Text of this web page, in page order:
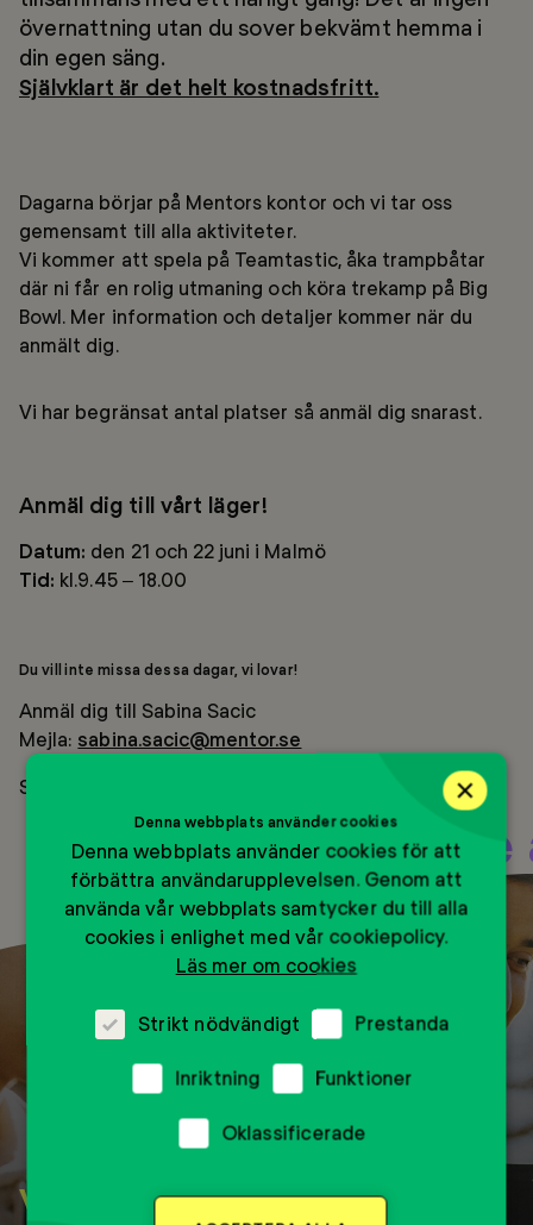
övernattning utan du sover bekvämt hemma i
din egen säng.
Självklart är det helt kostnadsfritt.
Dagarna börjar på Mentors kontor och vi tar oss
gemensamt till alla aktiviteter.
Vi kommer att spela på Teamtastic, åka trampbåtar
där ni får en rolig utmaning och köra trekamp på Big
Bowl. Mer information och detaljer kommer när du
anmält dig.
Vi har begränsat antal platser så anmäl dig snarast.
Anmäl dig till vårt läger!
Datum: den 21 och 22 juni i Malmö
Tid: kl.9.45 – 18.00
Du vill inte missa dessa dagar, vi lovar!
Anmäl dig till Sabina Sacic
Mejla: sabina.sacic@mentor.se
SMS:
Det är enklare att hitta sig själv om man är två som letar. Skaffa en engen
Vill du ha en mentor?
×
Denna webbplats använder cookies
Denna webbplats använder cookies för att
förbättra användarupplevelsen. Genom att
använda vår webbplats samtycker du till alla
cookies i enlighet med vår cookiepolicy.
Läs mer om cookies
Strikt nödvändigt Prestanda
Inriktning Funktioner
Oklassificerade